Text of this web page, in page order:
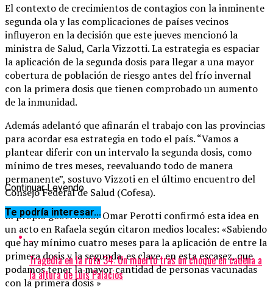
El contexto de crecimientos de contagios con la inminente
segunda ola y las complicaciones de países vecinos
influyeron en la decisión que este jueves mencionó la
ministra de Salud, Carla Vizzotti. La estrategia es espaciar
la aplicación de la segunda dosis para llegar a una mayor
cobertura de población de riesgo antes del frío invernal
con la primera dosis que tienen comprobado un aumento
de la inmunidad.
Además adelantó que afinarán el trabajo con las provincias
para acordar esa estrategia en todo el país. “Vamos a
plantear diferir con un intervalo la segunda dosis, como
mínimo de tres meses, reevaluando todo de manera
permanente”, sostuvo Vizzoti en el último encuentro del
Consejo Federal de Salud (Cofesa).
El propio gobernador Omar Perotti confirmó esta idea en
un acto en Rafaela según citaron medios locales: «Sabiendo
que hay mínimo cuatro meses para la aplicación de entre la
primera dosis y la segunda, es clave, en esta escasez, que
podamos tener la mayor cantidad de personas vacunadas
con la primera dosis »
Continuar Leyendo
Te podría interesar...
Tragedia en la ruta 34: Un muerto tras un choque en cadena a
la altura de Luis Palacios